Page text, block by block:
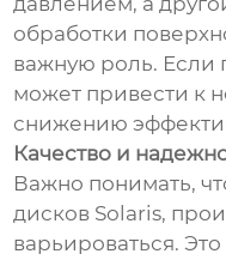
обработки
важную роль. Если
может привести к
снижению
Качество и
Важно понимать,
дисков Solaris,
варьироваться.